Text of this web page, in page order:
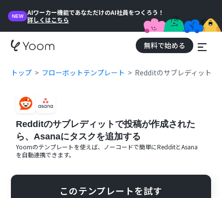
NEW
AIワーカー機能であなただけのAI社員をつくろう！
詳しくはこちら
無料で始める
トップ フローボットテンプレート Redditのサブレディットで
Redditのサブレディットで投稿が作成された
ら、Asanaにタスクを追加する
Yoomのテンプレートを使えば、ノーコードで簡単にRedditとAsana
を自動連携できます。
このテンプレートを試す